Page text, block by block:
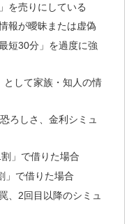
を売りにしている
報が曖昧または虚偽
短30分」を過度に強
して家族・知人の情
ろしさ、金利シミュ
」で借りた場合
」で借りた場合
、2回目以降のシミュ